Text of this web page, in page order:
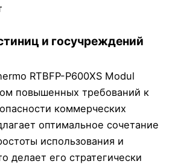
и госучреждений
RTBFP-P600XS Modul
повышенных требований к
коммерческих
оптимальное сочетание
использования и
делает его стратегически